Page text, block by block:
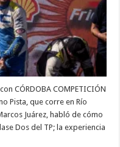
CÓRDOBA COMPETICIÓN
Pista, que corre en Río
Juárez, habló de cómo
Dos del TP; la experiencia